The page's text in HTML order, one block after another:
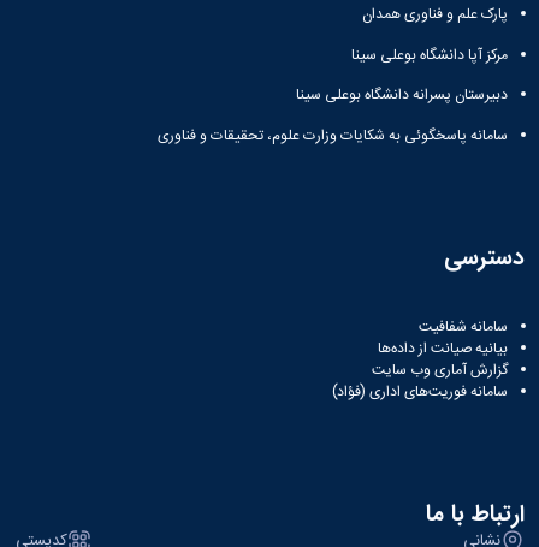
پارک علم و فناوری همدان
مرکز آپا دانشگاه بوعلی سینا
دبیرستان پسرانه دانشگاه بوعلی سینا
سامانه پاسخگوئی به شکایات وزارت علوم، تحقیقات و فناوری
دسترسی
سامانه شفافیت
بیانیه صیانت از داده‌ها
گزارش آماری وب‌ سایت
سامانه فوریت‌های اداری (فؤاد)
ارتباط با ما
نشانی کدپستی